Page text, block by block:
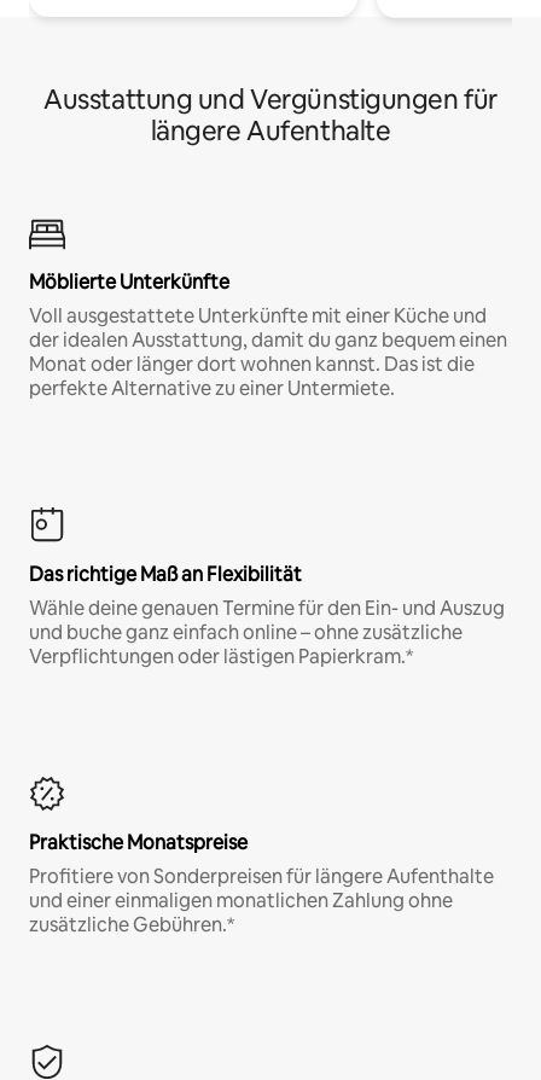
Ausstattung und Vergünstigungen für
längere Aufenthalte
Möblierte Unterkünfte
Voll ausgestattete Unterkünfte mit einer Küche und
der idealen Ausstattung, damit du ganz bequem einen
Monat oder länger dort wohnen kannst. Das ist die
perfekte Alternative zu einer Untermiete.
Das richtige Maß an Flexibilität
Wähle deine genauen Termine für den Ein- und Auszug
und buche ganz einfach online – ohne zusätzliche
Verpflichtungen oder lästigen Papierkram.*
Praktische Monatspreise
Profitiere von Sonderpreisen für längere Aufenthalte
und einer einmaligen monatlichen Zahlung ohne
zusätzliche Gebühren.*